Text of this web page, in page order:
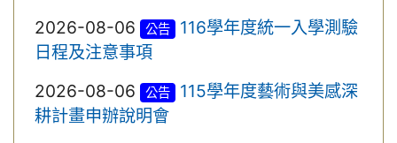
2026-08-06
公告
116學年度統一入學測驗
日程及注意事項
2026-08-06
公告
115學年度藝術與美感深
耕計畫申辦說明會